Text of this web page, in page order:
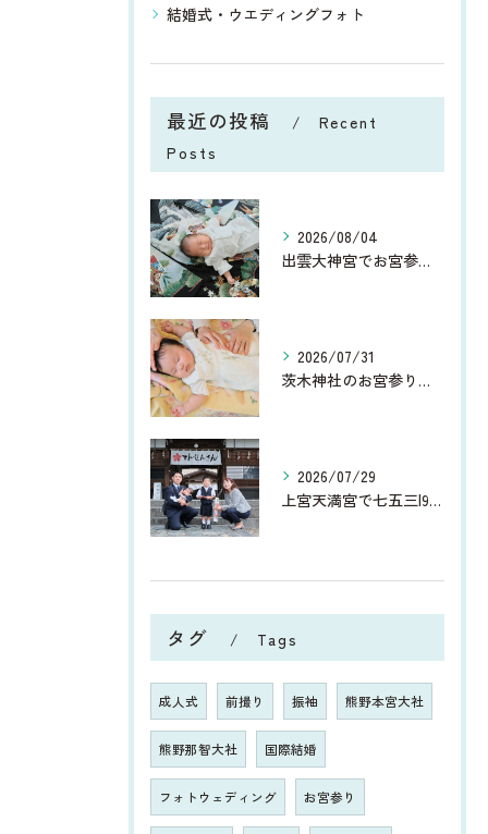
結婚式・ウエディングフォト
最近の投稿
Recent
Posts
2026/08/04
出雲大神宮でお宮参り｜9月がおすすめ！美しい緑に囲まれた家族写真
2026/07/31
茨木神社のお宮参り撮影レポート｜夏のお宮参り
2026/07/29
上宮天満宮で七五三|9月は洋服でのお参りもおすすめ！
タグ Tags
成人式 前撮り 振袖 熊野本宮大社
熊野那智大社 国際結婚
フォトウェディング お宮参り